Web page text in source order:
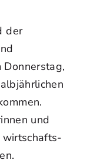
der
und
wirtschafts-